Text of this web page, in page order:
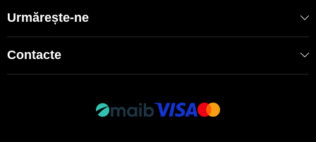
Urmărește-ne
Contacte